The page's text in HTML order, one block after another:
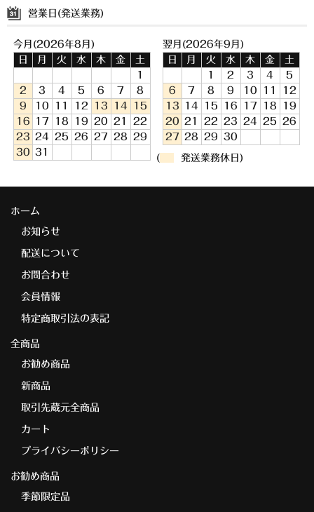
営業日(発送業務)
今月(2026年8月)
日
月 火 水 木 金
土
1
2
3 4 5 6 7
8
9
10 11 12 13 14
15
16
17 18 19 20 21
22
23 24 25 26 27 28
29
30 31
翌月(2026年9月)
日
月 火 水 木 金
土
1
2 3 4
5
6
7 8 9 10 11
12
13
14 15 16 17 18
19
20 21 22 23 24 25
26
27 28 29 30
( 発送業務休日)
ホーム
お知らせ
配送について
お問合わせ
会員情報
特定商取引法の表記
全商品
お勧め商品
新商品
取引先蔵元全商品
カート
プライバシーポリシー
お勧め商品
季節限定品